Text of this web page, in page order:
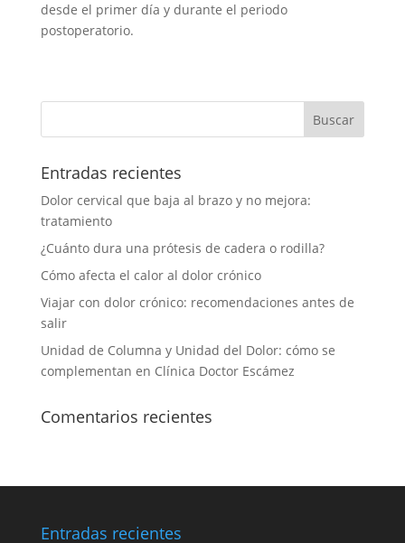
desde el primer día y durante el periodo
postoperatorio.
Entradas recientes
Dolor cervical que baja al brazo y no mejora:
tratamiento
¿Cuánto dura una prótesis de cadera o rodilla?
Cómo afecta el calor al dolor crónico
Viajar con dolor crónico: recomendaciones antes de
salir
Unidad de Columna y Unidad del Dolor: cómo se
complementan en Clínica Doctor Escámez
Comentarios recientes
Entradas recientes